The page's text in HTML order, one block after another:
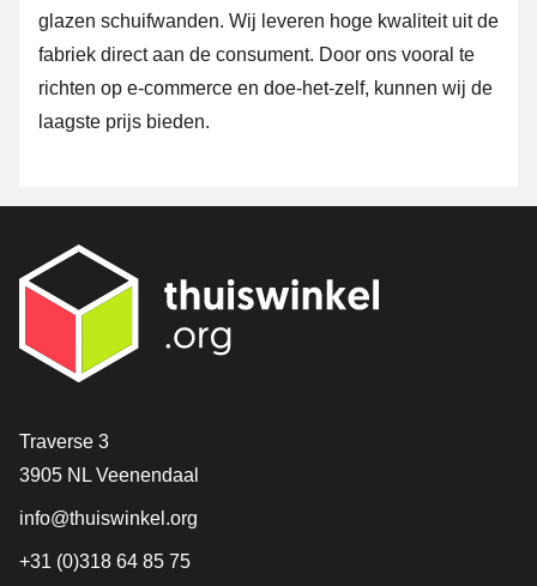
glazen schuifwanden. Wij leveren hoge kwaliteit uit de
fabriek direct aan de consument. Door ons vooral te
richten op e-commerce en doe-het-zelf, kunnen wij de
laagste prijs bieden.
Contact
Traverse 3
3905 NL Veenendaal
info@thuiswinkel.org
+31 (0)318 64 85 75